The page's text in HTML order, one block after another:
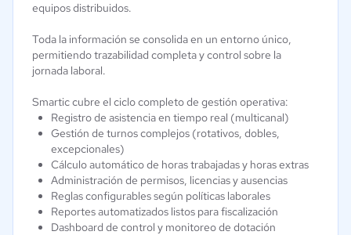
equipos distribuidos.
Toda la información se consolida en un entorno único,
permitiendo trazabilidad completa y control sobre la
jornada laboral.
Smartic cubre el ciclo completo de gestión operativa:
Registro de asistencia en tiempo real (multicanal)
Gestión de turnos complejos (rotativos, dobles,
excepcionales)
Cálculo automático de horas trabajadas y horas extras
Administración de permisos, licencias y ausencias
Reglas configurables según políticas laborales
Reportes automatizados listos para fiscalización
Dashboard de control y monitoreo de dotación